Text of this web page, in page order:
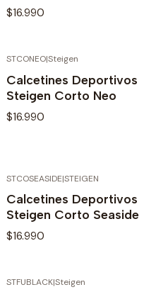
$16.990
STCONEO|Steigen
Calcetines Deportivos
Steigen Corto Neo
$16.990
STCOSEASIDE|STEIGEN
Calcetines Deportivos
Steigen Corto Seaside
$16.990
STFUBLACK|Steigen